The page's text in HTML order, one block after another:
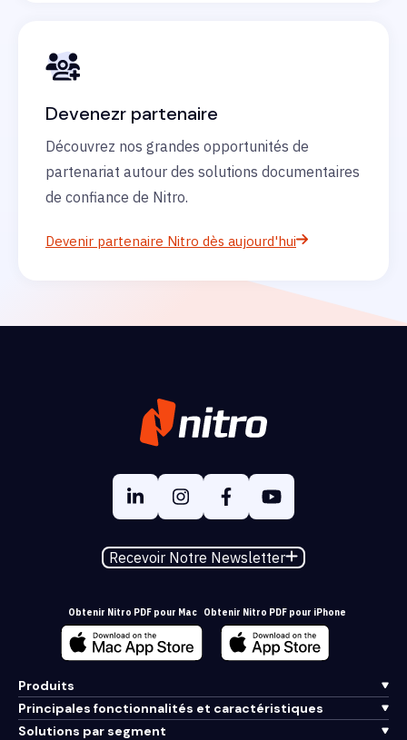
Devenezr partenaire
Découvrez nos grandes opportunités de
partenariat autour des solutions documentaires
de confiance de Nitro.
Devenir partenaire Nitro dès aujourd'hui
Recevoir Notre Newsletter
Obtenir Nitro PDF pour Mac Obtenir Nitro PDF pour iPhone
Produits
Principales fonctionnalités et caractéristiques
Solutions par segment